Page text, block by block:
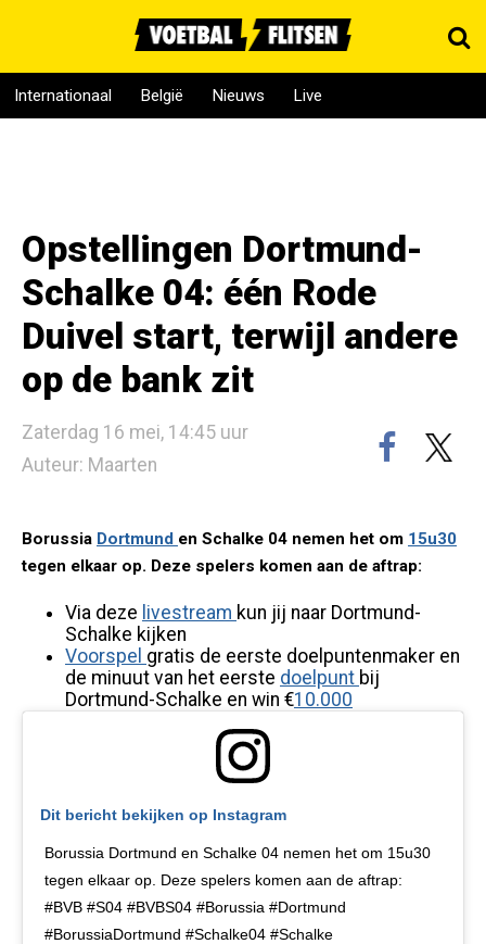
Internationaal België Nieuws Live
Opstellingen Dortmund-
Schalke 04: één Rode
Duivel start, terwijl andere
op de bank zit
Zaterdag 16 mei, 14:45 uur
Auteur: Maarten
Borussia Dortmund en Schalke 04 nemen het om 15u30
tegen elkaar op. Deze spelers komen aan de aftrap:
Via deze livestream kun jij naar Dortmund-
Schalke kijken
Voorspel gratis de eerste doelpuntenmaker en
de minuut van het eerste doelpunt bij
Dortmund-Schalke en win €10.000
Dit bericht bekijken op Instagram
Borussia Dortmund en Schalke 04 nemen het om 15u30
tegen elkaar op. Deze spelers komen aan de aftrap:
#BVB #S04 #BVBS04 #Borussia #Dortmund
#BorussiaDortmund #Schalke04 #Schalke